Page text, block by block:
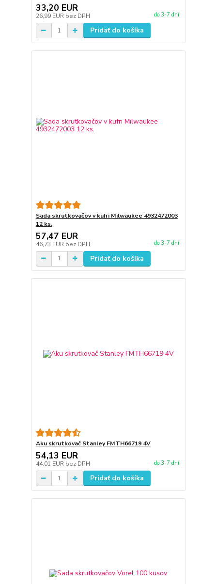
33,20 EUR
26,99 EUR bez DPH do 3-7 dní
Pridať do košíka
Sada skrutkovačov v kufri Milwaukee 4932472003
12 ks.
57,47 EUR
46,73 EUR bez DPH do 3-7 dní
Pridať do košíka
Aku skrutkovač Stanley FMTH66719 4V
54,13 EUR
44,01 EUR bez DPH do 3-7 dní
Pridať do košíka